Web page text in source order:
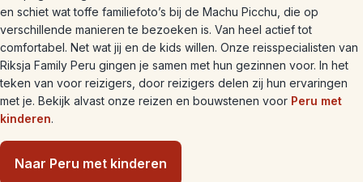
en schiet wat toffe familiefoto’s bij de Machu Picchu, die op
verschillende manieren te bezoeken is. Van heel actief tot
comfortabel. Net wat jij en de kids willen. Onze reisspecialisten van
Riksja Family Peru gingen je samen met hun gezinnen voor. In het
teken van voor reizigers, door reizigers delen zij hun ervaringen
met je. Bekijk alvast onze reizen en bouwstenen voor Peru met
kinderen.
Naar Peru met kinderen